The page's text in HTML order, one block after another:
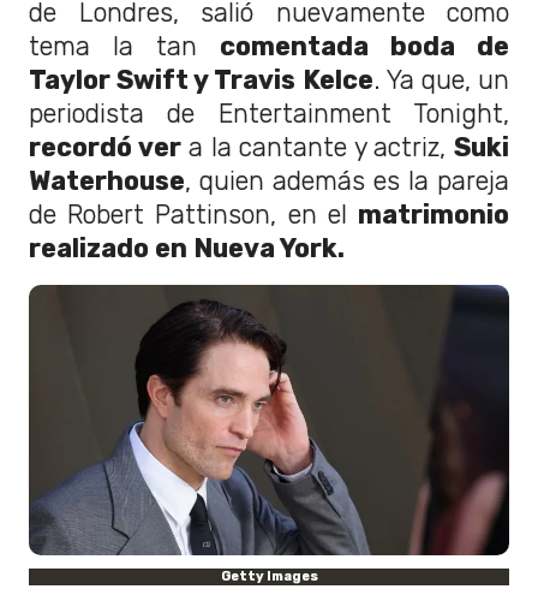
de Londres, salió nuevamente como
tema la tan comentada boda de
Taylor Swift y Travis Kelce. Ya que, un
periodista de Entertainment Tonight,
recordó vera la cantante y actriz,Suki
Waterhouse, quien además es la pareja
de Robert Pattinson, en el matrimonio
realizado en Nueva York.
Getty Images